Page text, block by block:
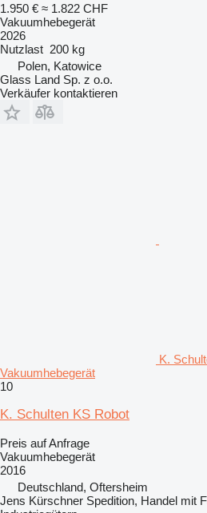
1.950 € ≈ 1.822 CHF
Vakuumhebegerät
2026
Nutzlast 200 kg
Polen, Katowice
Glass Land Sp. z o.o.
Verkäufer kontaktieren
K.
Vakuumhebegerät
10
K. Schulten KS Robot
Preis auf Anfrage
Vakuumhebegerät
2016
Deutschland, Oftersheim
Jens Kürschner Spedition, Handel mit